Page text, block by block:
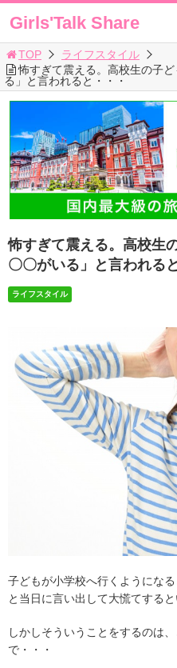
Girls'Talk Share
TOP
ライフスタイル
怖すぎて震える。高校生の子
る」と言われると・・・
怖すぎて震える。高校生
〇〇がいる」と言われる
ライフスタイル
子どもが小学校へ行くようにな
と当日に言い出して大慌てする
しかしそういうことをするのは
で・・・